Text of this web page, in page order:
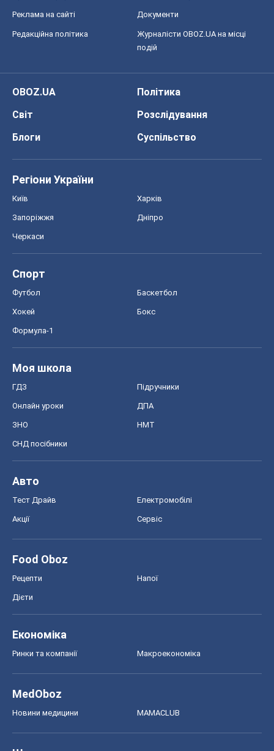
Реклама на сайті Документи
Редакційна політика
Журналісти OBOZ.UA на місці
подій
OBOZ.UA
Політика
Світ
Розслідування
Блоги
Суспільство
Регіони України
Київ Харків
Запоріжжя Дніпро
Черкаси
Спорт
Футбол Баскетбол
Хокей Бокс
Формула-1
Моя школа
ГДЗ Підручники
Онлайн уроки ДПА
ЗНО НМТ
СНД посібники
Авто
Тест Драйв Електромобілі
Акції Сервіс
Food Oboz
Рецепти Напої
Дієти
Економіка
Ринки та компанії Макроекономіка
MedOboz
Новини медицини MAMACLUB